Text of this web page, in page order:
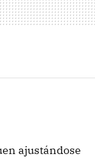
ajustándose